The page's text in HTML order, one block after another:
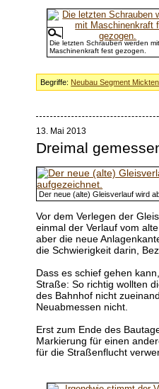
Die letzten Schrauben werden mit
Maschinenkraft fest gezogen.
Begriffe: Neubau Segment Mickten
13. Mai 2013
Dreimal
Der neue (alte) Gleisverlauf wird
Vor dem Verlegen der
einmal der Verlauf vom
aber die neue
die Schwierigkeit darin,
Dass es schief gehen
Straße: So richtig wollten
des Bahnhof nicht
Neuabmessen nicht.
Erst zum Ende des
Markierung für einen
für die Straßenflucht